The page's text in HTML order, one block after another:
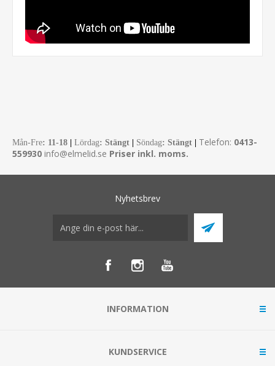
Mån-Fre: 11-18 Lördag: Stängt Söndag: Stängt Telefon: 0413-
559930 info@elmelid.se Priser inkl. moms.
Nyhetsbrev
INFORMATION
KUNDSERVICE